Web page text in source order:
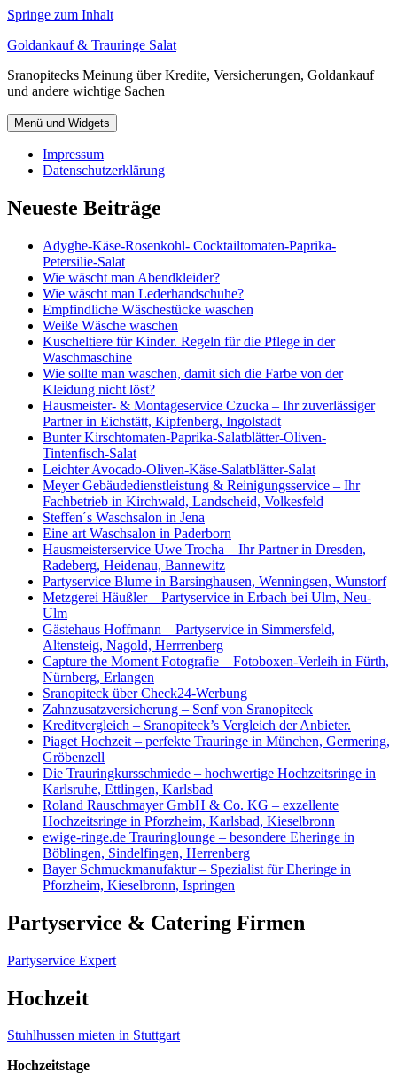
Springe zum Inhalt
Goldankauf & Trauringe Salat
Sranopitecks Meinung über Kredite, Versicherungen, Goldankauf
und andere wichtige Sachen
Menü und Widgets
Impressum
Datenschutzerklärung
Neueste Beiträge
Adyghe-Käse-Rosenkohl- Cocktailtomaten-Paprika-
Petersilie-Salat
Wie wäscht man Abendkleider?
Wie wäscht man Lederhandschuhe?
Empfindliche Wäschestücke waschen
Weiße Wäsche waschen
Kuscheltiere für Kinder. Regeln für die Pflege in der
Waschmaschine
Wie sollte man waschen, damit sich die Farbe von der
Kleidung nicht löst?
Hausmeister- & Montageservice Czucka – Ihr zuverlässiger
Partner in Eichstätt, Kipfenberg, Ingolstadt
Bunter Kirschtomaten-Paprika-Salatblätter-Oliven-
Tintenfisch-Salat
Leichter Avocado-Oliven-Käse-Salatblätter-Salat
Meyer Gebäudedienstleistung & Reinigungsservice – Ihr
Fachbetrieb in Kirchwald, Landscheid, Volkesfeld
Steffen´s Waschsalon in Jena
Eine art Waschsalon in Paderborn
Hausmeisterservice Uwe Trocha – Ihr Partner in Dresden,
Radeberg, Heidenau, Bannewitz
Partyservice Blume in Barsinghausen, Wenningsen, Wunstorf
Metzgerei Häußler – Partyservice in Erbach bei Ulm, Neu-
Ulm
Gästehaus Hoffmann – Partyservice in Simmersfeld,
Altensteig, Nagold, Herrrenberg
Capture the Moment Fotografie – Fotoboxen-Verleih in Fürth,
Nürnberg, Erlangen
Sranopiteck über Check24-Werbung
Zahnzusatzversicherung – Senf von Sranopiteck
Kreditvergleich – Sranopiteck’s Vergleich der Anbieter.
Piaget Hochzeit – perfekte Trauringe in München, Germering,
Gröbenzell
Die Trauringkursschmiede – hochwertige Hochzeitsringe in
Karlsruhe, Ettlingen, Karlsbad
Roland Rauschmayer GmbH & Co. KG – exzellente
Hochzeitsringe in Pforzheim, Karlsbad, Kieselbronn
ewige-ringe.de Trauringlounge – besondere Eheringe in
Böblingen, Sindelfingen, Herrenberg
Bayer Schmuckmanufaktur – Spezialist für Eheringe in
Pforzheim, Kieselbronn, Ispringen
Partyservice & Catering Firmen
Partyservice Expert
Hochzeit
Stuhlhussen mieten in Stuttgart
Hochzeitstage